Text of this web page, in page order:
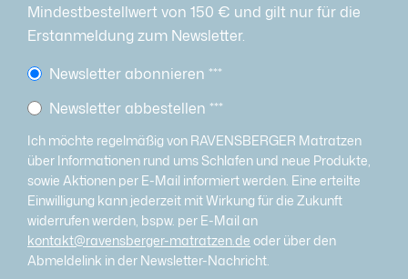
Mindestbestellwert von 150 € und gilt nur für die
Erstanmeldung zum Newsletter.
Newsletter abonnieren ***
Newsletter abbestellen ***
Ich möchte regelmäßig von RAVENSBERGER Matratzen
über Informationen rund ums Schlafen und neue Produkte,
sowie Aktionen per E-Mail informiert werden. Eine erteilte
Einwilligung kann jederzeit mit Wirkung für die Zukunft
widerrufen werden, bspw. per E-Mail an
kontakt@ravensberger-matratzen.de oder über den
Abmeldelink in der Newsletter-Nachricht.